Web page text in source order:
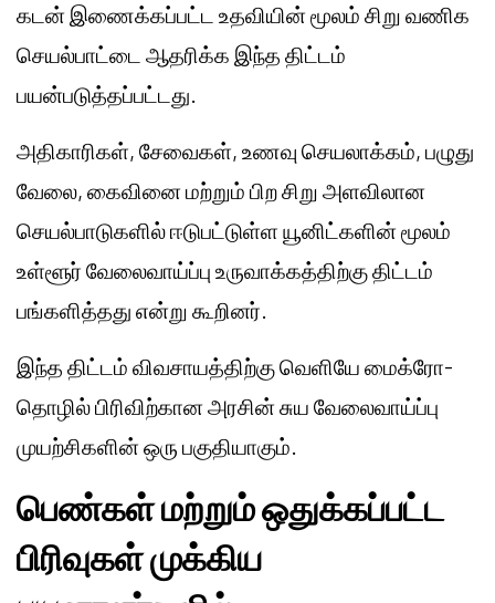
கடன் இணைக்கப்பட்ட உதவியின் மூலம் சிறு வணிக
செயல்பாட்டை ஆதரிக்க இந்த திட்டம்
பயன்படுத்தப்பட்டது.
அதிகாரிகள், சேவைகள், உணவு செயலாக்கம், பழுது
வேலை, கைவினை மற்றும் பிற சிறு அளவிலான
செயல்பாடுகளில் ஈடுபட்டுள்ள யூனிட்களின் மூலம்
உள்ளூர் வேலைவாய்ப்பு உருவாக்கத்திற்கு திட்டம்
பங்களித்தது என்று கூறினர்.
இந்த திட்டம் விவசாயத்திற்கு வெளியே மைக்ரோ-
தொழில் பிரிவிற்கான அரசின் சுய வேலைவாய்ப்பு
முயற்சிகளின் ஒரு பகுதியாகும்.
பெண்கள் மற்றும் ஒதுக்கப்பட்ட
பிரிவுகள் முக்கிய